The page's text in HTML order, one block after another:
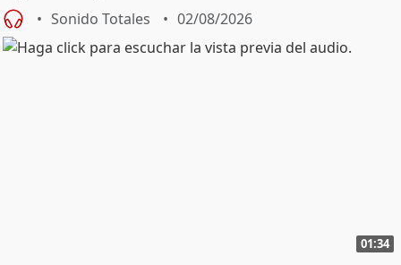
Sonido Totales 02/08/2026
01:34